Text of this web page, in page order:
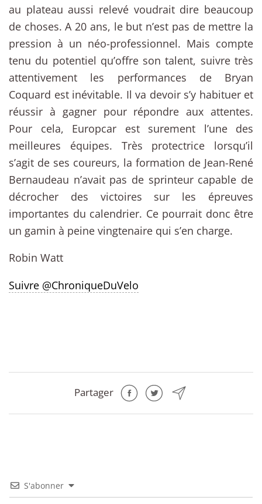
au plateau aussi relevé voudrait dire beaucoup
de choses. A 20 ans, le but n’est pas de mettre la
pression à un néo-professionnel. Mais compte
tenu du potentiel qu’offre son talent, suivre très
attentivement les performances de Bryan
Coquard est inévitable. Il va devoir s’y habituer et
réussir à gagner pour répondre aux attentes.
Pour cela, Europcar est surement l’une des
meilleures équipes. Très protectrice lorsqu’il
s’agit de ses coureurs, la formation de Jean-René
Bernaudeau n’avait pas de sprinteur capable de
décrocher des victoires sur les épreuves
importantes du calendrier. Ce pourrait donc être
un gamin à peine vingtenaire qui s’en charge.
Robin Watt
Suivre @ChroniqueDuVelo
Partager
S'abonner